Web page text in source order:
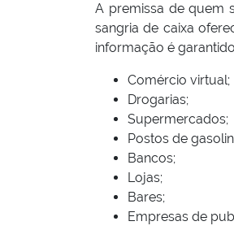
A premissa de quem
sangria de caixa
informação é
Comércio virtual;
Drogarias;
Supermercados;
Postos de
Bancos;
Lojas;
Bares;
Empresas de